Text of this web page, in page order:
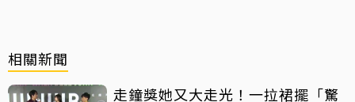
相關新聞
走鐘獎她又大走光！一拉裙擺「驚